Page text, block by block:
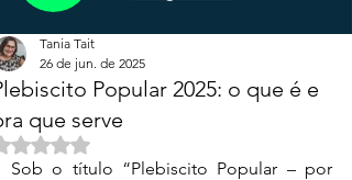
Popular 2025: o que é e
que serve
Tania Tait
26 de jun. de 2025
Avaliado com NaN de 5 estrelas.
Sob o título “Plebiscito Popular – por